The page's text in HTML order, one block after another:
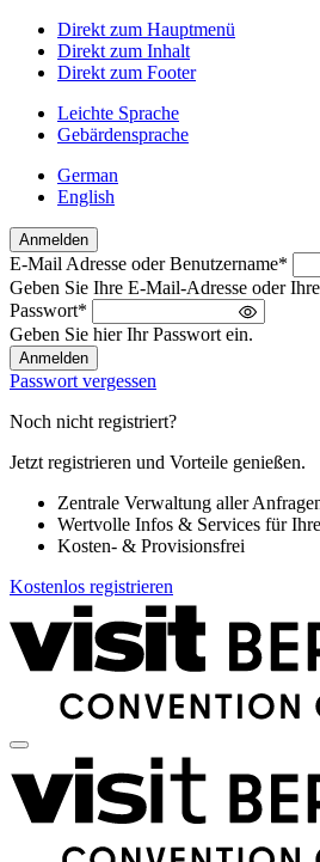
Direkt zum Hauptmenü
Direkt zum Inhalt
Direkt zum Footer
Leichte Sprache
Gebärdensprache
German
English
Anmelden
Willkommen
zurück!
Bitte
melden
Sie
sich
an
E-Mail Adresse oder Benutzername*
Geben Sie Ihre E-Mail-Adresse oder
Passwort*
Geben Sie hier Ihr Passwort ein.
Passwort vergessen
Noch nicht registriert?
Jetzt registrieren und Vorteile genießen.
Zentrale Verwaltung aller
Wertvolle Infos & Services für
Kosten- & Provisionsfrei
Kostenlos registrieren